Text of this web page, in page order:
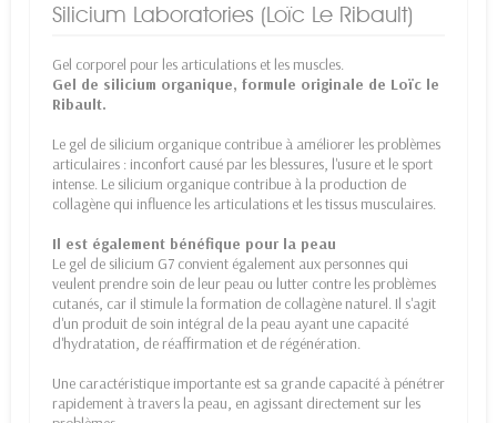
Silicium Laboratories (Loïc Le Ribault)
Gel corporel pour les articulations et les muscles.
Gel de silicium organique, formule originale de Loïc le
Ribault.
Le gel de silicium organique contribue à améliorer les problèmes
articulaires : inconfort causé par les blessures, l'usure et le sport
intense. Le silicium organique contribue à la production de
collagène qui influence les articulations et les tissus musculaires.
Il est également bénéfique pour la peau
Le gel de silicium G7 convient également aux personnes qui
veulent prendre soin de leur peau ou lutter contre les problèmes
cutanés, car il stimule la formation de collagène naturel. Il s'agit
d'un produit de soin intégral de la peau ayant une capacité
d'hydratation, de réaffirmation et de régénération.
Une caractéristique importante est sa grande capacité à pénétrer
rapidement à travers la peau, en agissant directement sur les